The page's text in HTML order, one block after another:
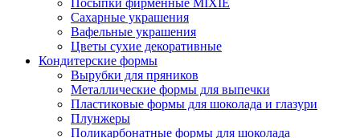
Посыпки фирменные MIXIE
Сахарные украшения
Вафельные украшения
Цветы сухие декоративные
Кондитерские формы
Вырубки для пряников
Металлические формы для выпечки
Пластиковые формы для шоколада и глазури
Плунжеры
Поликарбонатные формы для шоколада